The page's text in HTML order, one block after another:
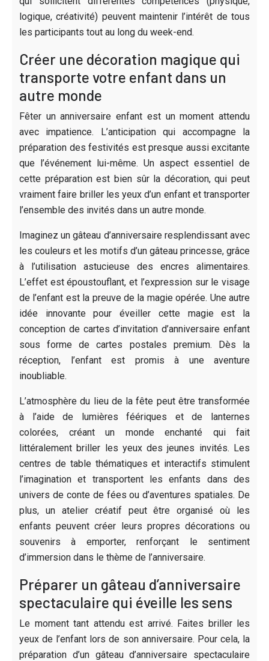
logique, créativité) peuvent maintenir l’intérêt de tous
les participants tout au long du week-end.
Créer une décoration magique qui
transporte votre enfant dans un
autre monde
Fêter un anniversaire enfant est un moment attendu
avec impatience. L’anticipation qui accompagne la
préparation des festivités est presque aussi excitante
que l’événement lui-même. Un aspect essentiel de
cette préparation est bien sûr la décoration, qui peut
vraiment faire briller les yeux d’un enfant et transporter
l’ensemble des invités dans un autre monde.
Imaginez un gâteau d’anniversaire resplendissant avec
les couleurs et les motifs d’un gâteau princesse, grâce
à l’utilisation astucieuse des encres alimentaires.
L’effet est époustouflant, et l’expression sur le visage
de l’enfant est la preuve de la magie opérée. Une autre
idée innovante pour éveiller cette magie est la
conception de cartes d’invitation d’anniversaire enfant
sous forme de cartes postales premium. Dès la
réception, l’enfant est promis à une aventure
inoubliable.
L’atmosphère du lieu de la fête peut être transformée
à l’aide de lumières féériques et de lanternes
colorées, créant un monde enchanté qui fait
littéralement briller les yeux des jeunes invités. Les
centres de table thématiques et interactifs stimulent
l’imagination et transportent les enfants dans des
univers de conte de fées ou d’aventures spatiales. De
plus, un atelier créatif peut être organisé où les
enfants peuvent créer leurs propres décorations ou
souvenirs à emporter, renforçant le sentiment
d’immersion dans le thème de l’anniversaire.
Préparer un gâteau d’anniversaire
spectaculaire qui éveille les sens
Le moment tant attendu est arrivé. Faites briller les
yeux de l’enfant lors de son anniversaire. Pour cela, la
préparation d’un gâteau d’anniversaire spectaculaire